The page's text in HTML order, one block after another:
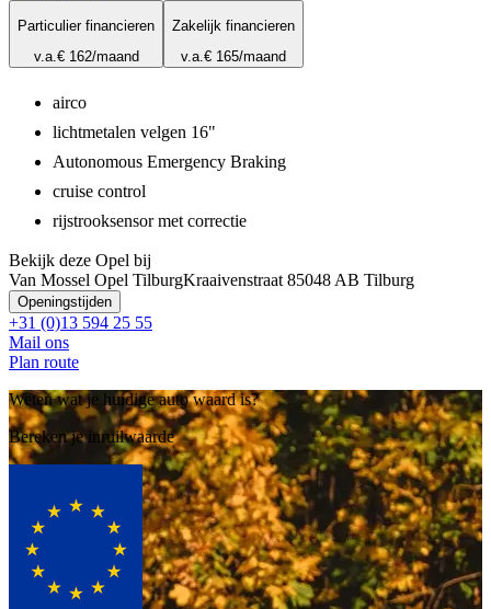
Particulier financieren
v.a.€ 162/maand
Zakelijk financieren
v.a.€ 165/maand
airco
lichtmetalen velgen 16"
Autonomous Emergency Braking
cruise control
rijstrooksensor met correctie
Bekijk deze Opel bij
Van Mossel Opel TilburgKraaivenstraat 85048 AB Tilburg
Openingstijden
+31 (0)13 594 25 55
Mail ons
Plan route
Weten wat je huidige auto waard is?
Bereken je inruilwaarde